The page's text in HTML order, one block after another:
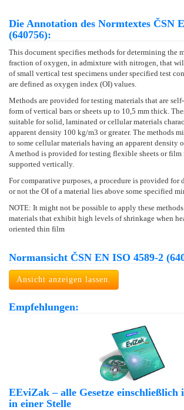
Die Annotation des Normtextes ČSN
(640756):
This document specifies methods for determining the
fraction of oxygen, in admixture with nitrogen, that
of small vertical test specimens under specified test
are defined as oxygen index (OI) values.
Methods are provided for testing materials that are
form of vertical bars or sheets up to 10,5 mm thick.
suitable for solid, laminated or cellular materials
apparent density 100 kg/m3 or greater. The methods
to some cellular materials having an apparent density
A method is provided for testing flexible sheets or film
supported vertically.
For comparative purposes, a procedure is provided for
or not the OI of a material lies above some specified
NOTE: It might not be possible to apply these
materials that exhibit high levels of shrinkage when
oriented thin film
Normansicht ČSN EN ISO 4589-2
Ansicht anzeigen lassen.
Empfehlungen:
EEviZak – alle Gesetze einschließlich
in einer Stelle